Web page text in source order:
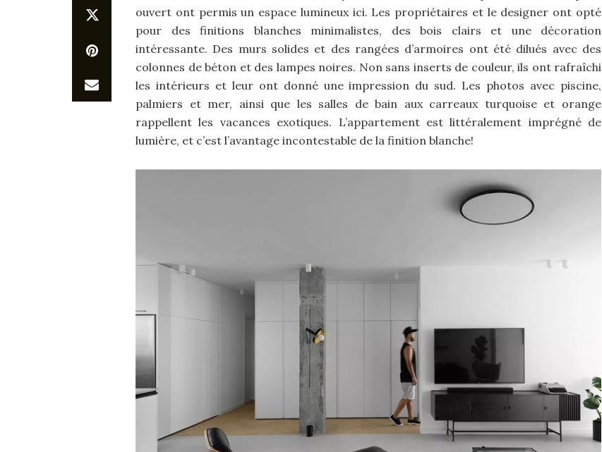
ouvert ont permis un espace lumineux ici. Les propriétaires et le designer ont opté
pour des finitions blanches minimalistes, des bois clairs et une décoration
intéressante. Des murs solides et des rangées d’armoires ont été dilués avec des
colonnes de béton et des lampes noires. Non sans inserts de couleur, ils ont rafraîchi
les intérieurs et leur ont donné une impression du sud. Les photos avec piscine,
palmiers et mer, ainsi que les salles de bain aux carreaux turquoise et orange
rappellent les vacances exotiques. L’appartement est littéralement imprégné de
lumière, et c’est l’avantage incontestable de la finition blanche!